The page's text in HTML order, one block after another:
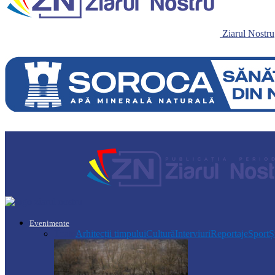
Ziarul Nostru
Evenimente
Arhitecții timpuluiCulturăInterviuriReportajeSport